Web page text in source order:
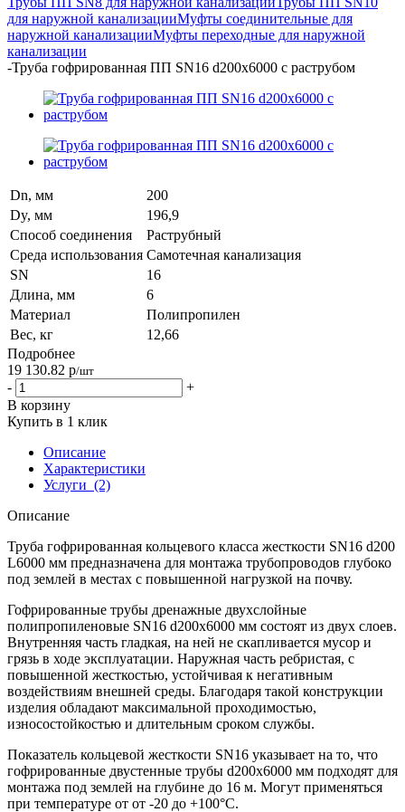
для наружной канализацииМуфты соединительные для
наружной канализацииМуфты переходные для наружной
канализации
-Труба гофрированная ПП SN16 d200х6000 с раструбом
Dn, мм
200
Dy, мм
196,9
Способ соединения
Раструбный
Среда использования Самотечная канализация
SN
16
Длина, мм
6
Материал
Полипропилен
Вес, кг
12,66
Подробнее
19 130.82 р/шт
-
+
В корзину
Купить в 1 клик
Описание
Характеристики
Услуги (2)
Описание
Труба гофрированная кольцевого класса жесткости SN16 d200
L6000 мм предназначена для монтажа трубопроводов глубоко
под землей в местах с повышенной нагрузкой на почву.
Гофрированные трубы дренажные двухслойные
полипропиленовые SN16 d200х6000 мм состоят из двух слоев.
Внутренняя часть гладкая, на ней не скапливается мусор и
грязь в ходе эксплуатации. Наружная часть ребристая, с
повышенной жесткостью, устойчивая к негативным
воздействиям внешней среды. Благодаря такой конструкции
изделия обладают максимальной проходимостью,
износостойкостью и длительным сроком службы.
Показатель кольцевой жесткости SN16 указывает на то, что
гофрированные двустенные трубы d200х6000 мм подходят для
монтажа под землей на глубине до 16 м. Могут применяться
при температуре от от -20 до +100°С.